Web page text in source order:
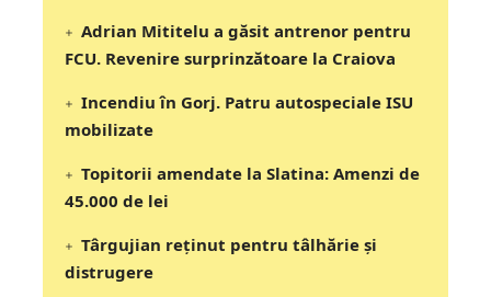
Adrian Mititelu a găsit antrenor pentru
FCU. Revenire surprinzătoare la Craiova
Incendiu în Gorj. Patru autospeciale ISU
mobilizate
Topitorii amendate la Slatina: Amenzi de
45.000 de lei
Târgujian reținut pentru tâlhărie și
distrugere